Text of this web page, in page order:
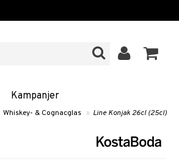
Kampanjer
Whiskey- & Cognacglas » Line Konjak 26cl (25cl)